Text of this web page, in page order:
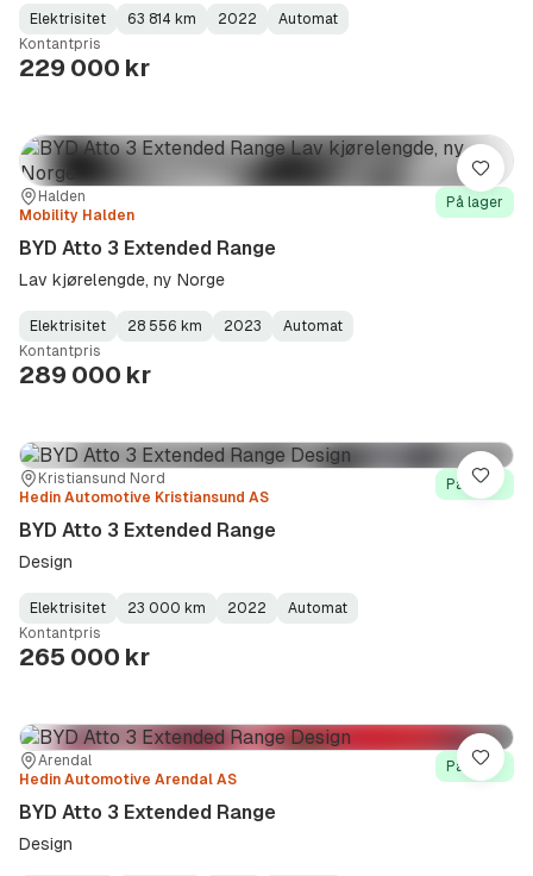
Fuel
Type:
Elektrisitet
Kilometerstand:
63 814 km
Model
Year:
2022
Gearbox
Type:
Automat
Kontantpris
229 000 kr
Sted:Halden
Forhandler:
Mobility Halden
På lager
BYD Atto 3 Extended Range
Lav kjørelengde, ny Norge
Fuel
Type:
Elektrisitet
Kilometerstand:
28 556 km
Model
Year:
2023
Gearbox
Type:
Automat
Kontantpris
289 000 kr
Lagre
Sted:Kristiansund Nord
Forhandler:
Hedin Automotive Kristiansund AS
På lager
BYD Atto 3 Extended Range
Design
Fuel
Type:
Elektrisitet
Kilometerstand:
23 000 km
Model
Year:
2022
Gearbox
Type:
Automat
Kontantpris
265 000 kr
Lagre
Sted:
Arendal
Forhandler:
Hedin Automotive Arendal AS
På lager
BYD Atto 3 Extended Range
Design
Lagre